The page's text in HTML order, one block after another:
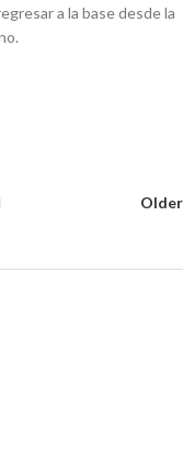
a la base desde la
Older